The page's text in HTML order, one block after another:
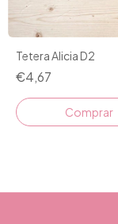
Tetera Alicia D2
€4,67
Comprar